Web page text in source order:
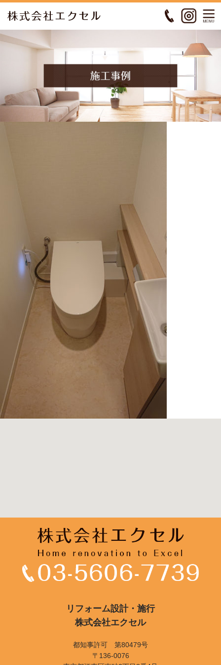
リフォーム設計・施行
株式会社エクセル
都知事許可 第80479号
〒136-0076